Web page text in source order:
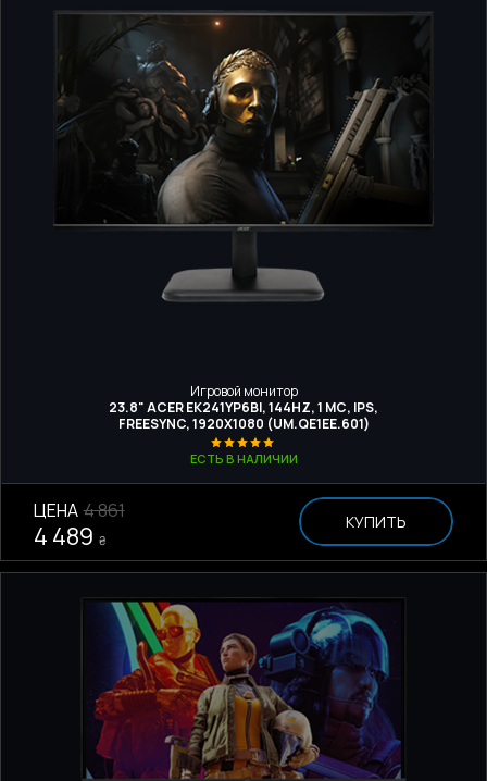
Игровой монитор
23.8" ACER EK241YP6BI, 144HZ, 1 МС, IPS,
FREESYNC, 1920Х1080 (UM.QE1EE.601)
ЕСТЬ В НАЛИЧИИ
ЦЕНА 4 861
4 489 ₴
КУПИТЬ